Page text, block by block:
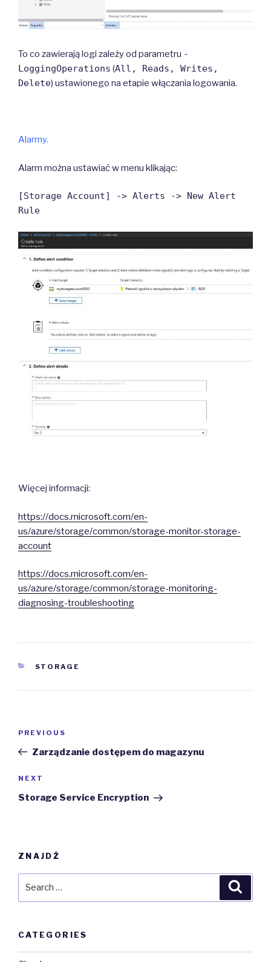
To co zawierają logi zależy od parametru -
LoggingOperations (All, Reads, Writes,
Delete) ustawionego na etapie włączania logowania.
Alarmy.
Alarm można ustawiać w menu klikając:
[Storage Account] -> Alerts -> New Alert
Rule
Więcej informacji:
https://docs.microsoft.com/en-
us/azure/storage/common/storage-monitor-storage-
account
https://docs.microsoft.com/en-
us/azure/storage/common/storage-monitoring-
diagnosing-troubleshooting
CATEGORIES
STORAGE
Previous
Post
PREVIOUS
Zarządzanie dostępem do magazynu
Next
Post
NEXT
Storage Service Encryption
ZNAJDŹ
CATEGORIES